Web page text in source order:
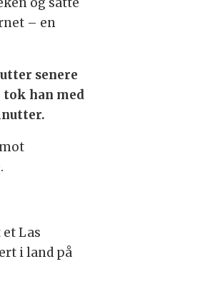
– en
senere
han med
Las
i land på